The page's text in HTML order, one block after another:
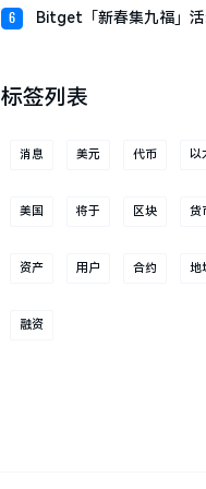
6
Bitget「新春集九福」活
标签列表
消息 美元 代币 以
美国 将于 区块 货
资产 用户 合约 地
融资